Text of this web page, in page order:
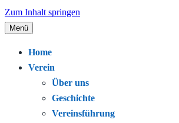
Zum Inhalt springen
Schwimmclub Bregenz
Leidenschaft.
Menü
Home
Verein
Über uns
Geschichte
Vereinsführung